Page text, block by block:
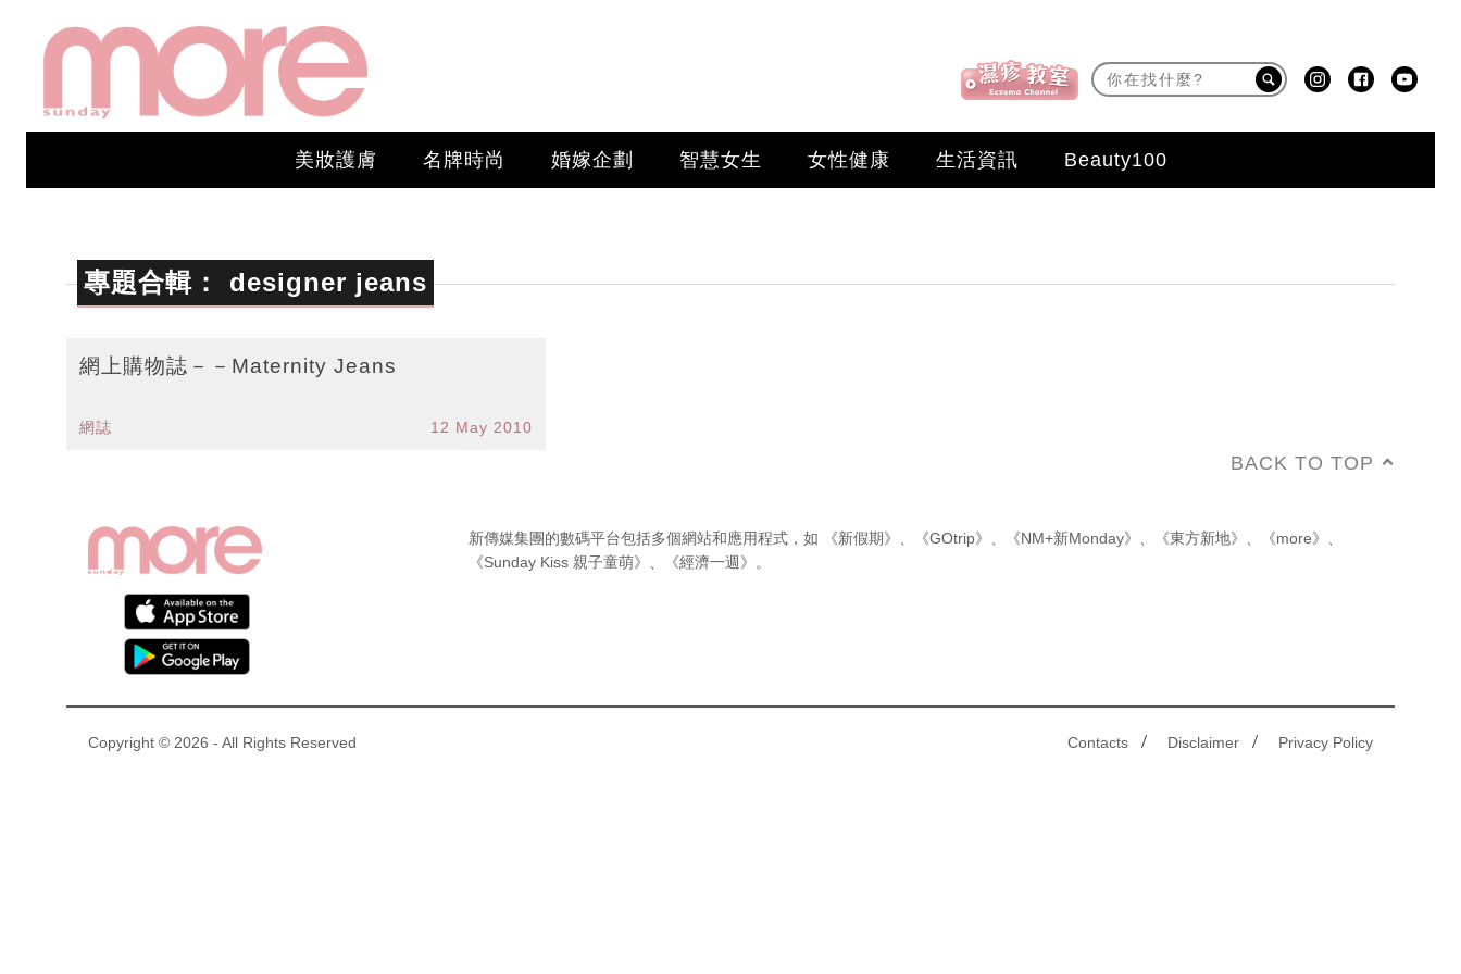
美妝護膚 名牌時尚 婚嫁企劃 智慧女生 女性健康 生活資訊 Beauty100
專題合輯： designer jeans
網上購物誌－－Maternity Jeans
網誌 12 May 2010
BACK TO TOP
新傳媒集團的數碼平台包括多個網站和應用程式，如 《新假期》 《GOtrip》 《NM+新Monday》 《東方新地》 《more》
《Sunday Kiss 親子童萌》
《經濟一週》 。
Contacts / Disclaimer / Privacy Policy
Copyright © 2026 - All Rights Reserved